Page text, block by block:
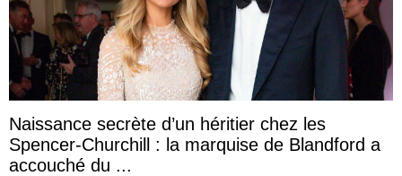
Naissance secrète d’un héritier chez les
Spencer-Churchill : la marquise de Blandford a
accouché du ...